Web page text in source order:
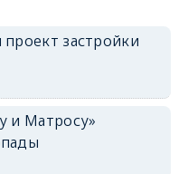
застройки
и Матросу»